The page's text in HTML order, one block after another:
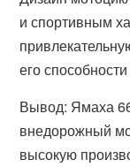
и спортивным
его
Вывод: Ямаха
внедорожный
высокую